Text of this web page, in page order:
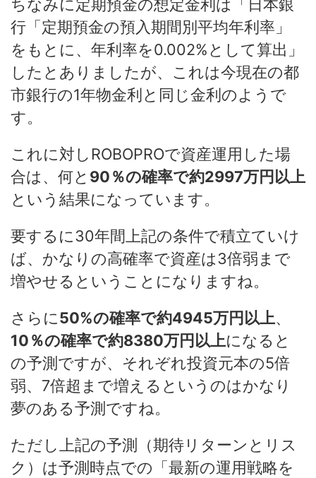
ちなみに定期預金の想定金利は「日本銀
行「定期預金の預入期間別平均年利率」
をもとに、年利率を0.002%として算出」
したとありましたが、これは今現在の都
市銀行の1年物金利と同じ金利のようで
す。
これに対しROBOPROで資産運用した場
合は、何と 90％の確率で約2997万円以上
という結果になっています。
要するに30年間上記の条件で積立ていけ
ば、かなりの高確率で資産は3倍弱まで
増やせるということになりますね。
さらに50%の確率で約4945万円以上、
10％の確率で約8380万円以上になると
の予測ですが、それぞれ投資元本の5倍
弱、7倍超まで増えるというのはかなり
夢のある予測ですね。
ただし上記の予測（期待リターンとリス
ク）は予測時点での「最新の運用戦略を